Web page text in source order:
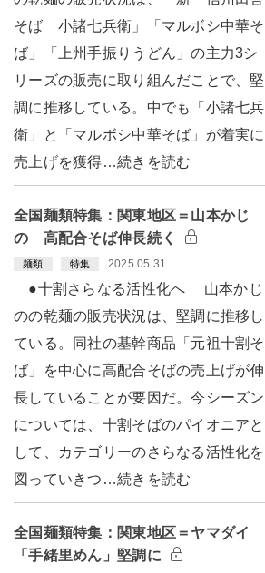
そば 小諸七兵衛」「マルボシ中華そ
ば」「上州手振りうどん」の主力3シ
リーズの販売に取り組んだことで、堅
調に推移している。中でも「小諸七兵
衛」と「マルボシ中華そば」が着実に
売上げを獲得…続きを読む
全国麺類特集：関東地区＝山本かじ
の 高配合そば伸長続く
麺類 特集 2025.05.31
●十割さらなる活性化へ 山本かじ
のの乾麺の販売状況は、堅調に推移し
ている。同社の基幹商品「元祖十割そ
ば」を中心に高配合そばの売上げが伸
長していることが要因だ。今シーズン
については、十割そばのパイオニアと
して、カテゴリーのさらなる活性化を
図っていきつ…続きを読む
全国麺類特集：関東地区＝ヤマダイ
「手緒里めん」堅調に